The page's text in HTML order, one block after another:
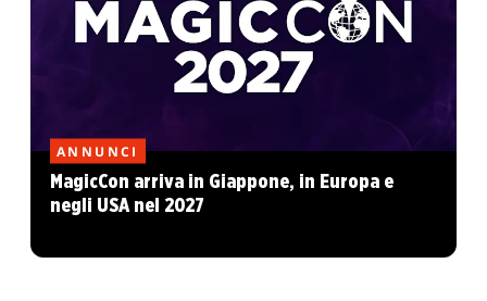
ANNUNCI
MagicCon arriva in Giappone, in Europa e
negli USA nel 2027